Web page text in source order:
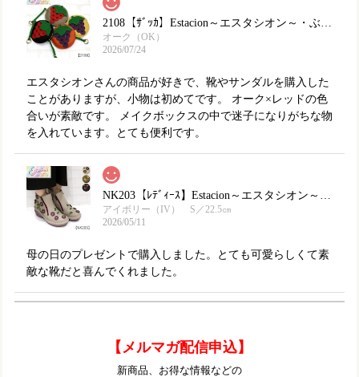
オーク（OK）
2026/07/24
エスタシオンさんの商品が好きで、靴やサンダルを購入した
ことがありますが、小物は初めてです。 オーク×レッドの色
合いが素敵です。 メイクボックスの中で迷子になりがちな物
を入れています。とても便利です。
アイボリー（IV） S／22.5㎝
2026/05/11
母の日のプレゼントで購入しました。とても可愛らしくて素
敵な靴だと喜んでくれました。
レッド（RD） S／22.5㎝
【メルマガ配信申込】
新商品、お得な情報などの